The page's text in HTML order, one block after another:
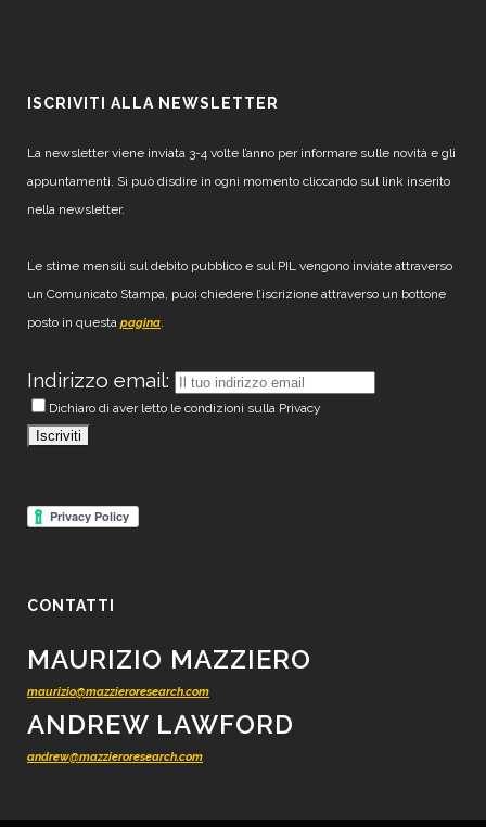
ISCRIVITI ALLA NEWSLETTER
La newsletter viene inviata 3-4 volte l’anno per informare sulle novità e gli
appuntamenti. Si può disdire in ogni momento cliccando sul link inserito
nella newsletter.
Le stime mensili sul debito pubblico e sul PIL vengono inviate attraverso
un Comunicato Stampa, puoi chiedere l’iscrizione attraverso un bottone
posto in questa pagina.
Indirizzo email:
Dichiaro di aver letto le condizioni sulla Privacy
CONTATTI
MAURIZIO MAZZIERO
maurizio@mazzieroresearch.com
ANDREW LAWFORD
andrew@mazzieroresearch.com